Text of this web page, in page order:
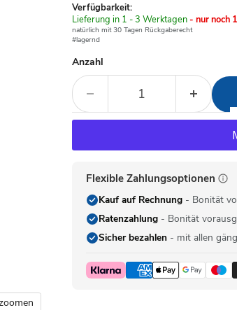
Verfügbarkeit:
Verfügbar
-
Lieferung in 1 - 3 Werktagen- nur noch
natürlich mit 30 Tagen Rückgaberecht
#lagernd
Anzahl
Flexible Zahlungsoptionen
Kauf auf Rechnung- Bonität
Ratenzahlung- Bonität
Sicher bezahlen- mit allen